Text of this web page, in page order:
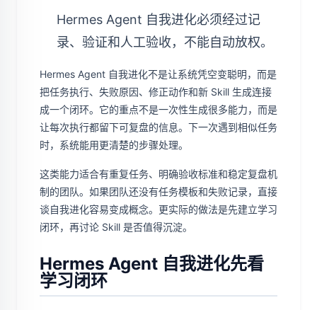
Hermes Agent 自我进化必须经过记
录、验证和人工验收，不能自动放权。
Hermes Agent 自我进化不是让系统凭空变聪明，而是
把任务执行、失败原因、修正动作和新 Skill 生成连接
成一个闭环。它的重点不是一次性生成很多能力，而是
让每次执行都留下可复盘的信息。下一次遇到相似任务
时，系统能用更清楚的步骤处理。
这类能力适合有重复任务、明确验收标准和稳定复盘机
制的团队。如果团队还没有任务模板和失败记录，直接
谈自我进化容易变成概念。更实际的做法是先建立学习
闭环，再讨论 Skill 是否值得沉淀。
Hermes Agent 自我进化先看
学习闭环